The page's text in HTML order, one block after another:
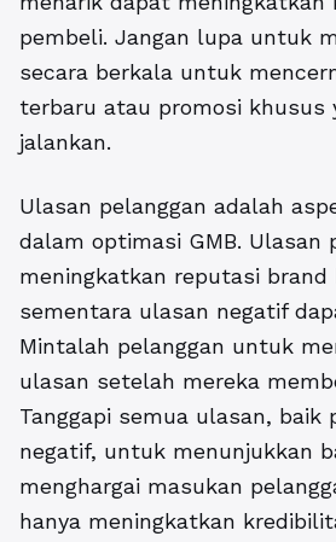
pembeli. Jangan lupa untuk
secara berkala untuk
terbaru atau promosi khusus
jalankan.
Ulasan pelanggan adalah
dalam optimasi GMB. Ulasan
meningkatkan reputasi brand
sementara ulasan negatif
Mintalah pelanggan untuk
ulasan setelah mereka
Tanggapi semua ulasan, baik
negatif, untuk menunjukkan
menghargai masukan
hanya meningkatkan